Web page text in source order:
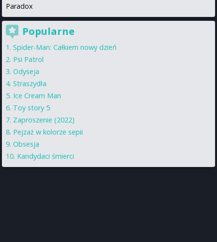
Paradox
Popularne
Spider-Man: Całkiem nowy dzień
Psi Patrol
Odyseja
Straszydła
Ice Cream Man
Toy story 5
Zaproszenie (2022)
Pejzaż w kolorze sepii
Obsesja
Kandydaci śmierci